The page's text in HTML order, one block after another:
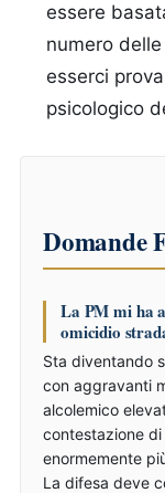
essere
numero
esserci
psicologico
Domande
La PM mi ha
omicidio
Sta diventando
con aggravanti
alcolemico
contestazione
enormemente
La difesa deve